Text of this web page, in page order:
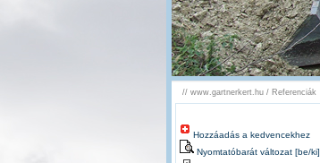
// www.gartnerkert.hu / Referenciák
Hozzáadás a kedvencekhez
Nyomtatóbarát változat [be/ki]